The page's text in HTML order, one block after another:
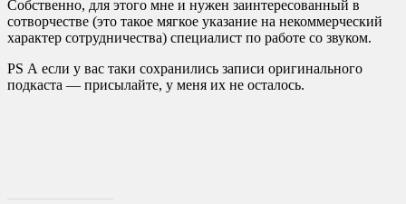
Собственно, для этого мне и нужен заинтересованный в
сотворчестве (это такое мягкое указание на некоммерческий
характер сотрудничества) специалист по работе со звуком.
PS А если у вас таки сохранились записи оригинального
подкаста — присылайте, у меня их не осталось.